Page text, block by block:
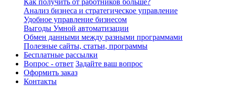
Анализ бизнеса и стратегическое управление
Удобное управление бизнесом
Выгоды Умной автоматизации
Обмен данными между разными программами
Полезные сайты, статьи, программы
Бесплатные рассылки
Вопрос - ответ Задайте ваш вопрос
Оформить заказ
Контакты